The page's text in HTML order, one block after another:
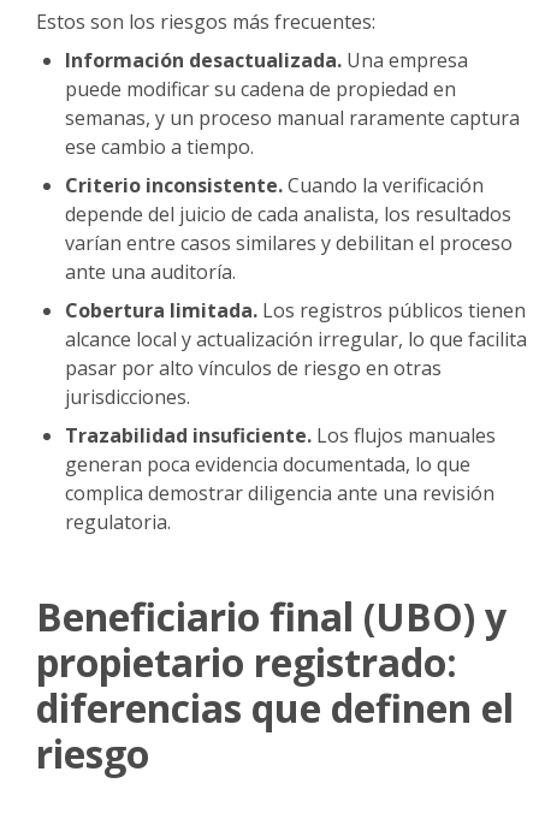
Estos son los riesgos más frecuentes:
Información desactualizada. Una empresa
puede modificar su cadena de propiedad en
semanas, y un proceso manual raramente captura
ese cambio a tiempo.
Criterio inconsistente.Cuando la verificación
depende del juicio de cada analista, los resultados
varían entre casos similares y debilitan el proceso
ante una auditoría.
Cobertura limitada. Los registros públicos tienen
alcance local y actualización irregular, lo que facilita
pasar por alto vínculos de riesgo en otras
jurisdicciones.
Trazabilidad insuficiente. Los flujos manuales
generan poca evidencia documentada, lo que
complica demostrar diligencia ante una revisión
regulatoria.
Beneficiario final (UBO) y
propietario registrado:
diferencias que definen el
riesgo